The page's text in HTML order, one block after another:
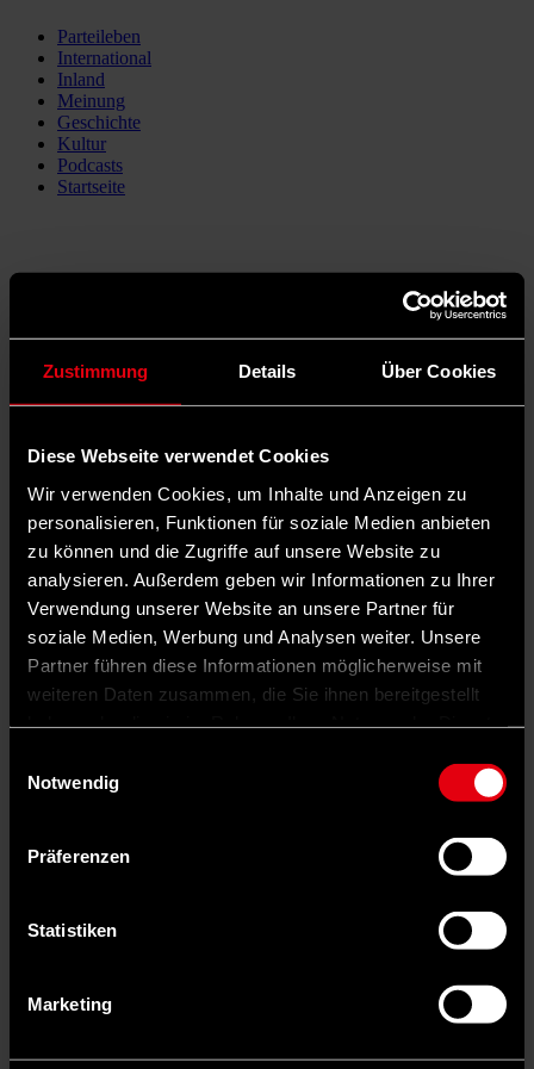
Zustimmung Details Über Cookies
Diese Webseite verwendet Cookies
Wir verwenden Cookies, um Inhalte und Anzeigen zu
personalisieren, Funktionen für soziale Medien anbieten
zu können und die Zugriffe auf unsere Website zu
analysieren. Außerdem geben wir Informationen zu Ihrer
Verwendung unserer Website an unsere Partner für
soziale Medien, Werbung und Analysen weiter. Unsere
Partner führen diese Informationen möglicherweise mit
weiteren Daten zusammen, die Sie ihnen bereitgestellt
Notwendig
Präferenzen
Statistiken
Marketing
Parteileben
International
Inland
Meinung
Geschichte
Kultur
Podcasts
Startseite